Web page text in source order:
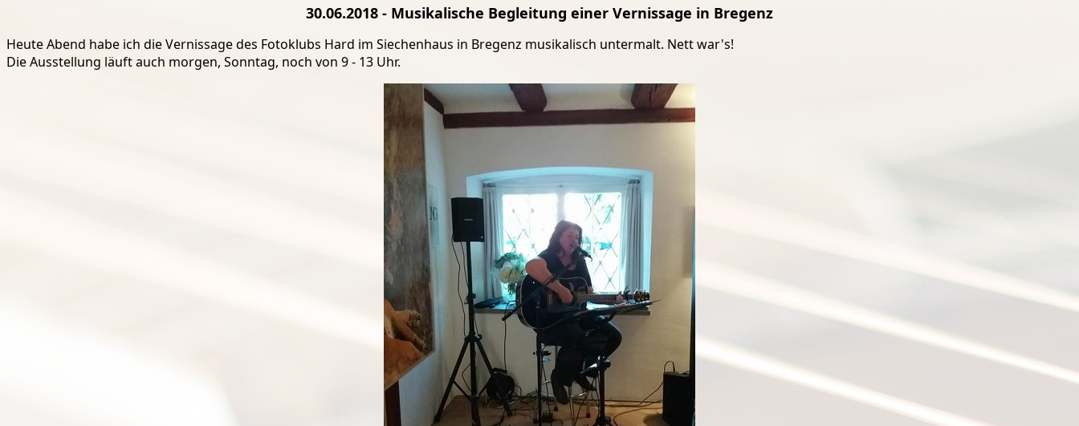
30.06.2018 - Musikalische Begleitung einer Vernissage in Bregenz
Heute Abend habe ich die Vernissage des Fotoklubs Hard im Siechenhaus in Bregenz musikalisch untermalt. Nett war's!
Die Ausstellung läuft auch morgen, Sonntag, noch von 9 - 13 Uhr.